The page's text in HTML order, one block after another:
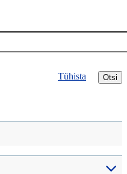
Otsi
Tühista